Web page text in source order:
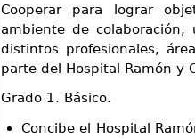
Cooperar para lograr
ambiente de
distintos profesionales,
parte del Hospital Ramón y
Grado 1. Básico.
Concibe el Hospital